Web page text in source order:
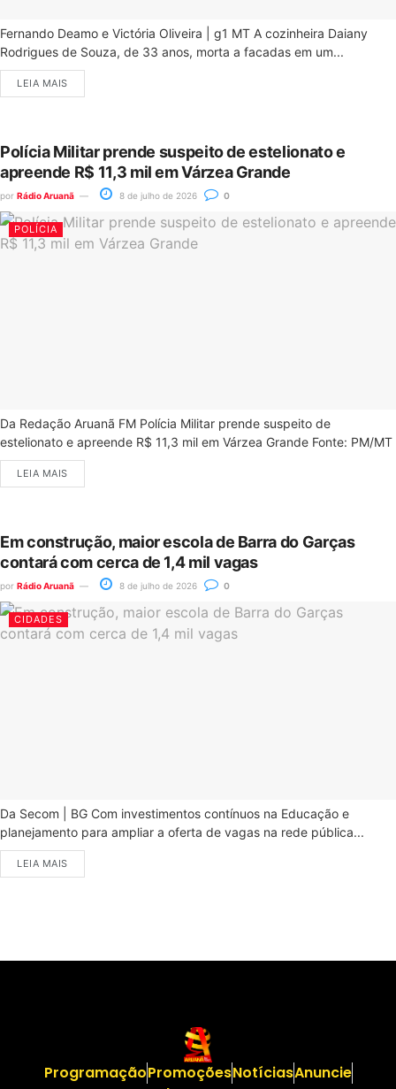
Fernando Deamo e Victória Oliveira | g1 MT A cozinheira Daiany
Rodrigues de Souza, de 33 anos, morta a facadas em um...
LEIA MAIS
Polícia Militar prende suspeito de estelionato e
apreende R$ 11,3 mil em Várzea Grande
por Rádio Aruanã 8 de julho de 2026 0
POLÍCIA
Da Redação Aruanã FM Polícia Militar prende suspeito de
estelionato e apreende R$ 11,3 mil em Várzea Grande Fonte: PM/MT
LEIA MAIS
Em construção, maior escola de Barra do Garças
contará com cerca de 1,4 mil vagas
por Rádio Aruanã 8 de julho de 2026 0
CIDADES
Da Secom | BG Com investimentos contínuos na Educação e
planejamento para ampliar a oferta de vagas na rede pública...
LEIA MAIS
ProgramaçãoPromoçõesNotíciasAnuncie